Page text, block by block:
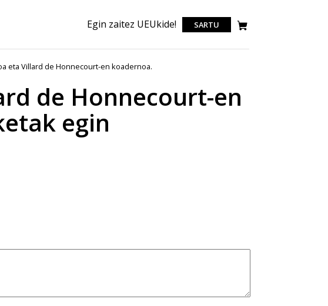
Egin zaitez UEUkide! SARTU
eta Villard de Honnecourt-en koadernoa.
de Honnecourt-en
egin